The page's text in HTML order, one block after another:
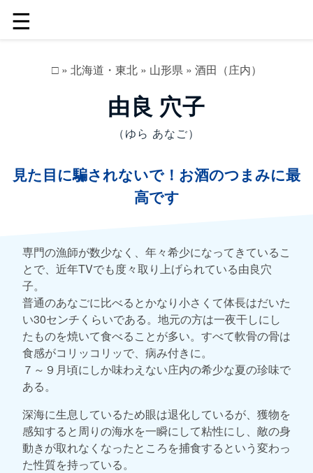
☰
□» 北海道・東北» 山形県» 酒田（庄内）
由良 穴子
（ゆら あなご）
見た目に騙されないで！お酒のつまみに最
高です
専門の漁師が数少なく、年々希少になってきているこ
とで、近年TVでも度々取り上げられている由良穴
子。
普通のあなごに比べるとかなり小さくて体長はだいた
い30センチくらいである。地元の方は一夜干しにし
たものを焼いて食べることが多い。すべて軟骨の骨は
食感がコリッコリッで、病み付きに。
７～９月頃にしか味わえない庄内の希少な夏の珍味で
ある。
深海に生息しているため眼は退化しているが、獲物を
感知すると周りの海水を一瞬にして粘性にし、敵の身
動きが取れなくなったところを捕食するという変わっ
た性質を持っている。